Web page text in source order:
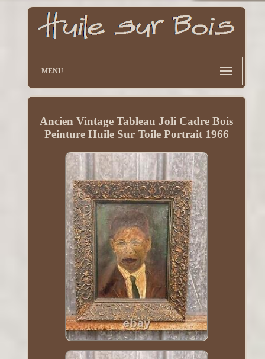
MENU
Ancien Vintage Tableau Joli Cadre Bois
Peinture Huile Sur Toile Portrait 1966